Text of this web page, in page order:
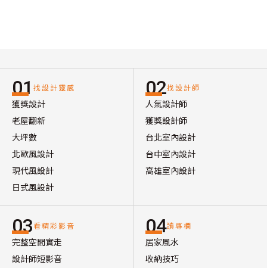
01 找設計靈感
獲獎設計
老屋翻新
大坪數
北歐風設計
現代風設計
日式風設計
02找設計師
人氣設計師
獲獎設計師
台北室內設計
台中室內設計
高雄室內設計
03看精彩影音
完整空間實走
設計師短影音
04讀專欄
居家風水
收納技巧